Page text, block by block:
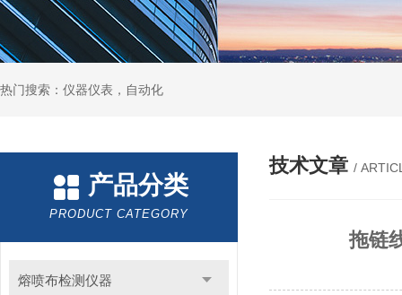
热门搜索：仪器仪表，自动化
产品分类
PRODUCT CATEGORY
熔喷布检测仪器
技术文章 /
拖链